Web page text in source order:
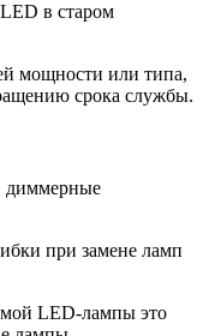
в старом
мощности или типа,
срока службы.
диммерные
LED-лампы это